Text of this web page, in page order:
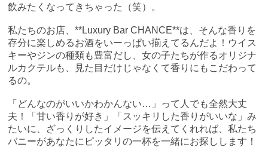
飲みたくなってきちゃった（笑）。
私たちのお店、**Luxury Bar CHANCE**は、そんな香りを
存分に楽しめるお酒をいーっぱい揃えてるんだよ！ウイス
キーやジンの種類も豊富だし、女の子たちが作るオリジナ
ルカクテルも、見た目だけじゃなくて香りにもこだわって
るの。
「どんなのがいいかわかんない…」って人でも全然大丈
夫！「甘い香りが好き」「スッキリした香りがいいな」み
たいに、ざっくりしたイメージを伝えてくれれば、私たち
バニーがあなたにピッタリの一杯を一緒にお探しします！